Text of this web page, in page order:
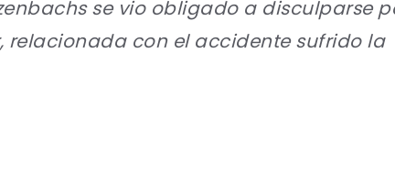
se vio obligado a disculparse
relacionada con el accidente sufrido la